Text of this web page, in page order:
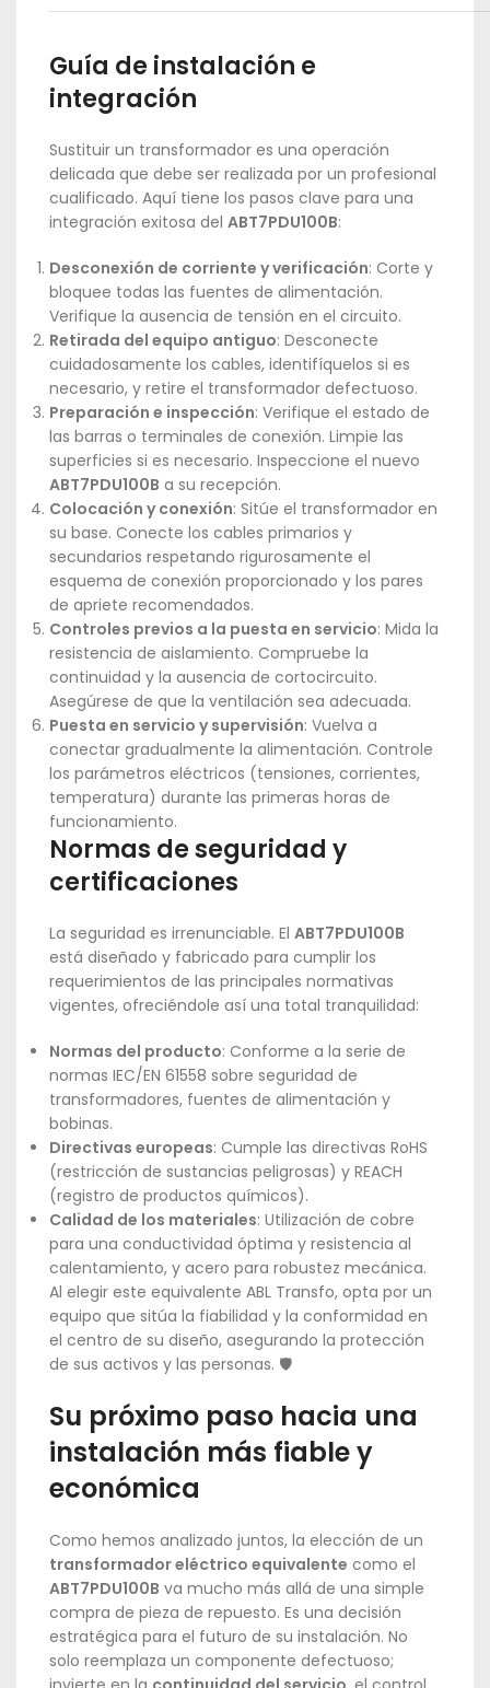
Guía de instalación e
integración
Sustituir un transformador es una operación
delicada que debe ser realizada por un profesional
cualificado. Aquí tiene los pasos clave para una
integración exitosa del ABT7PDU100B:
Desconexión de corriente y verificación: Corte y
bloquee todas las fuentes de alimentación.
Verifique la ausencia de tensión en el circuito.
Retirada del equipo antiguo: Desconecte
cuidadosamente los cables, identifíquelos si es
necesario, y retire el transformador defectuoso.
Preparación e inspección: Verifique el estado de
las barras o terminales de conexión. Limpie las
superficies si es necesario. Inspeccione el nuevo
ABT7PDU100B a su recepción.
Colocación y conexión: Sitúe el transformador en
su base. Conecte los cables primarios y
secundarios respetando rigurosamente el
esquema de conexión proporcionado y los pares
de apriete recomendados.
Controles previos a la puesta en servicio: Mida la
resistencia de aislamiento. Compruebe la
continuidad y la ausencia de cortocircuito.
Asegúrese de que la ventilación sea adecuada.
Puesta en servicio y supervisión: Vuelva a
conectar gradualmente la alimentación. Controle
los parámetros eléctricos (tensiones, corrientes,
temperatura) durante las primeras horas de
funcionamiento.
Normas de seguridad y
certificaciones
La seguridad es irrenunciable. El ABT7PDU100B
está diseñado y fabricado para cumplir los
requerimientos de las principales normativas
vigentes, ofreciéndole así una total tranquilidad:
Normas del producto: Conforme a la serie de
normas IEC/EN 61558 sobre seguridad de
transformadores, fuentes de alimentación y
bobinas.
Directivas europeas: Cumple las directivas RoHS
(restricción de sustancias peligrosas) y REACH
(registro de productos químicos).
Calidad de los materiales: Utilización de cobre
para una conductividad óptima y resistencia al
calentamiento, y acero para robustez mecánica.
Al elegir este equivalente ABL Transfo, opta por un
equipo que sitúa la fiabilidad y la conformidad en
el centro de su diseño, asegurando la protección
de sus activos y las personas. 🛡️
Su próximo paso hacia una
instalación más fiable y
económica
Como hemos analizado juntos, la elección de un
transformador eléctrico equivalente como el
ABT7PDU100B va mucho más allá de una simple
compra de pieza de repuesto. Es una decisión
estratégica para el futuro de su instalación. No
solo reemplaza un componente defectuoso;